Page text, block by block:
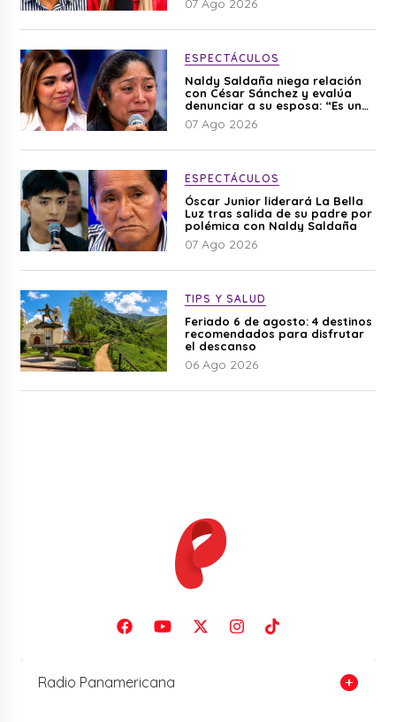
07 Ago 2026
ESPECTÁCULOS
Naldy Saldaña niega relación
con César Sánchez y evalúa
denunciar a su esposa: “Es una
difamación”
07 Ago 2026
ESPECTÁCULOS
Óscar Junior liderará La Bella
Luz tras salida de su padre por
polémica con Naldy Saldaña
07 Ago 2026
TIPS Y SALUD
Feriado 6 de agosto: 4 destinos
recomendados para disfrutar
el descanso
06 Ago 2026
Radio Panamericana